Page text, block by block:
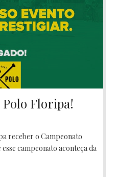
Floripa!
receber o Campeonato
campeonato aconteça da